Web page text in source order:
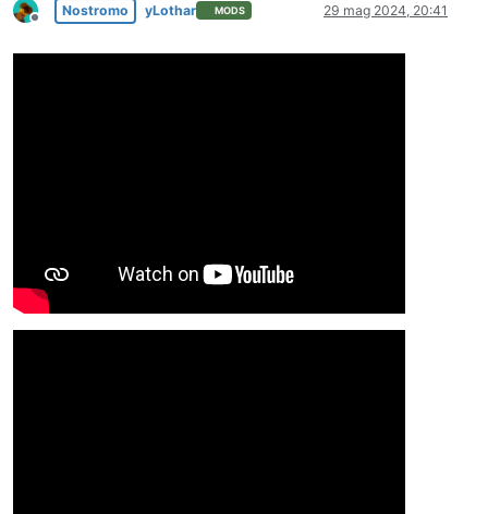
Non in linea
Nostromo yLothar MODS 29 mag 2024, 20:41